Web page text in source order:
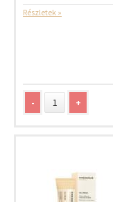
Részletek »
- +